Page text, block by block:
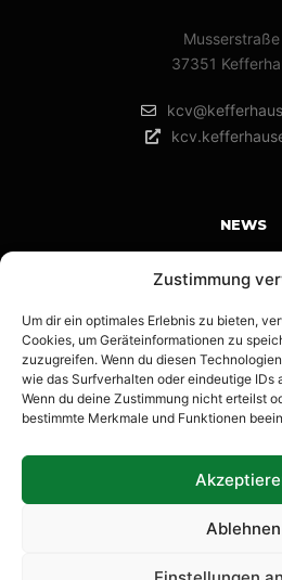
Zustimmung
Um dir ein optimales Erlebnis zu bieten,
Cookies, um Geräteinformationen zu
zuzugreifen. Wenn du diesen
wie das Surfverhalten oder eindeutige IDs
Wenn du deine Zustimmung nicht erteilst
bestimmte Merkmale und Funktionen
Ablehnen
37351
NEWS
Karnevalswochenende in
12. Januar
Anmeldung
22. Dezember
Wow Kefferhausen! Krass